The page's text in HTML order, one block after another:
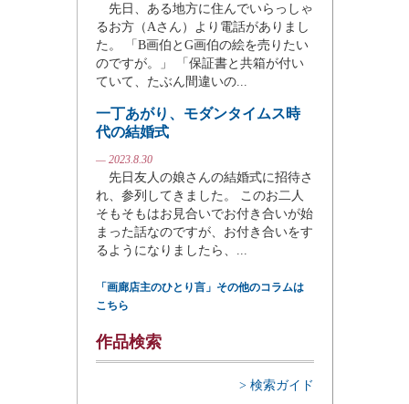
先日、ある地方に住んでいらっしゃ
るお方（Aさん）より電話がありまし
た。 「B画伯とG画伯の絵を売りたい
のですが。」 「保証書と共箱が付い
ていて、たぶん間違いの...
一丁あがり、モダンタイムス時
代の結婚式
— 2023.8.30
先日友人の娘さんの結婚式に招待さ
れ、参列してきました。 このお二人
そもそもはお見合いでお付き合いが始
まった話なのですが、お付き合いをす
るようになりましたら、...
「画廊店主のひとり言」その他のコラムは
こちら
作品検索
> 検索ガイド